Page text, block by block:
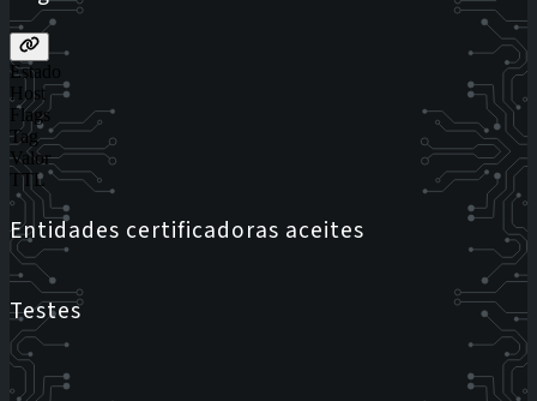
Estado
Host
Flags
Tag
Valor
TTL
Entidades certificadoras aceites
Testes